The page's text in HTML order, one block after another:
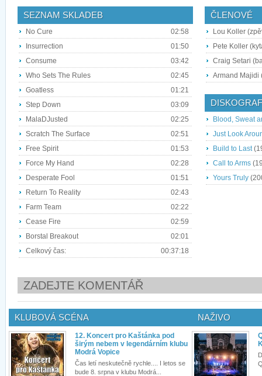
SEZNAM SKLADEB
No Cure
02:58
Insurrection
01:50
Consume
03:42
Who Sets The Rules
02:45
Goatless
01:21
Step Down
03:09
MalaDJusted
02:25
Scratch The Surface
02:51
Free Spirit
01:53
Force My Hand
02:28
Desperate Fool
01:51
Return To Reality
02:43
Farm Team
02:22
Cease Fire
02:59
Borstal Breakout
02:01
Celkový čas:
00:37:18
ČLENOVÉ
Lou Koller
Pete Koller
Craig Setari
Armand Majidi
Blood, Sweat
Just Look
Build to Last
Call to Arms
Yours Truly
ZADEJTE KOMENTÁŘ
KLUBOVÁ SCÉNA
12. Koncert pro Kaštánka pod
širým nebem v legendárním klubu
Modrá Vopice
Čas letí neskutečně rychle.... I letos se
bude 8. srpna v klubu Modrá...
NAŽIVO